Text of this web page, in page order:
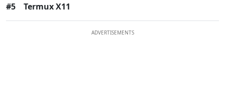
#5 Termux X11
ADVERTISEMENTS